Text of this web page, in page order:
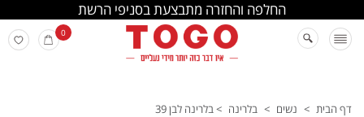
החלפה והחזרה מתבצעת בסניפי הרשת
0
דף הבית > נשים > בלרינה >בלרינה לבן 39